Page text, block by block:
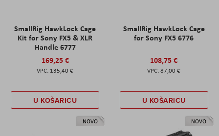
SmallRig HawkLock Cage
Kit for Sony FX5 & XLR
Handle 6777
169,25 €
135,40 €
U KOŠARICU
SmallRig HawkLock Cage
for Sony FX5 6776
108,75 €
87,00 €
U KOŠARICU
NOVO NOVO